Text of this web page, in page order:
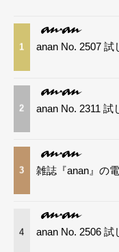
1 anan No. 2507 試
2 anan No. 2311 試
3 雑誌『anan』の
4 anan No. 2506 試